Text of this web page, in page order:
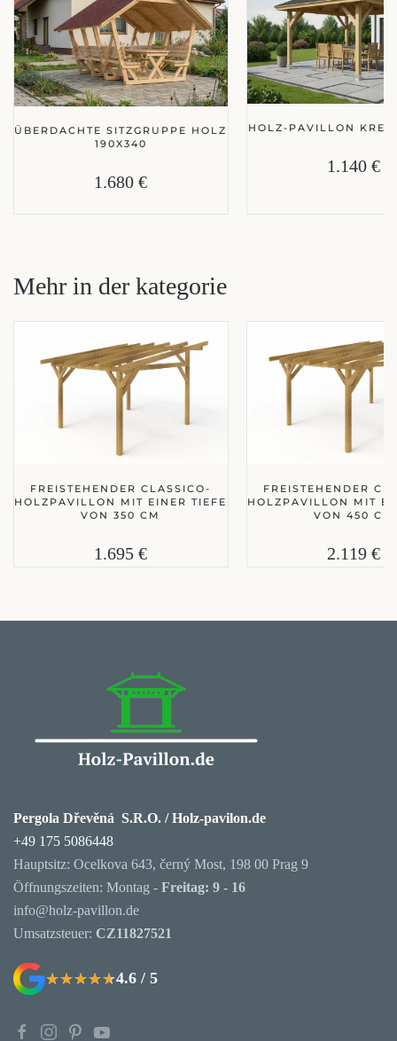
ÜBERDACHTE SITZGRUPPE HOLZ
190X340
1.680 €
HOLZ-PAVILLON
1.140 €
Mehr in der kategorie
FREISTEHENDER CLASSICO-
HOLZPAVILLON MIT EINER TIEFE
VON 350 CM
1.695 €
FREISTEHENDER
HOLZPAVILLON MIT
VON 450 CM
2.119 €
Pergola Dřevěná S.R.O. / Holz-pavilon.de
+49 175 5086448
Hauptsitz: Ocelkova 643, černý Most, 198 00 Prag 9
Öffnungszeiten: Montag - Freitag: 9 - 16
info@holz-pavillon.de
Umsatzsteuer: CZ11827521
★★★★★
★★★★★4.6 / 5